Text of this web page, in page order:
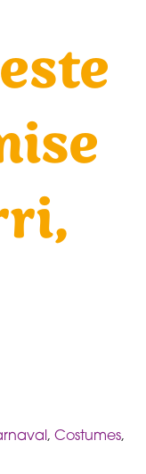
, Costumes,